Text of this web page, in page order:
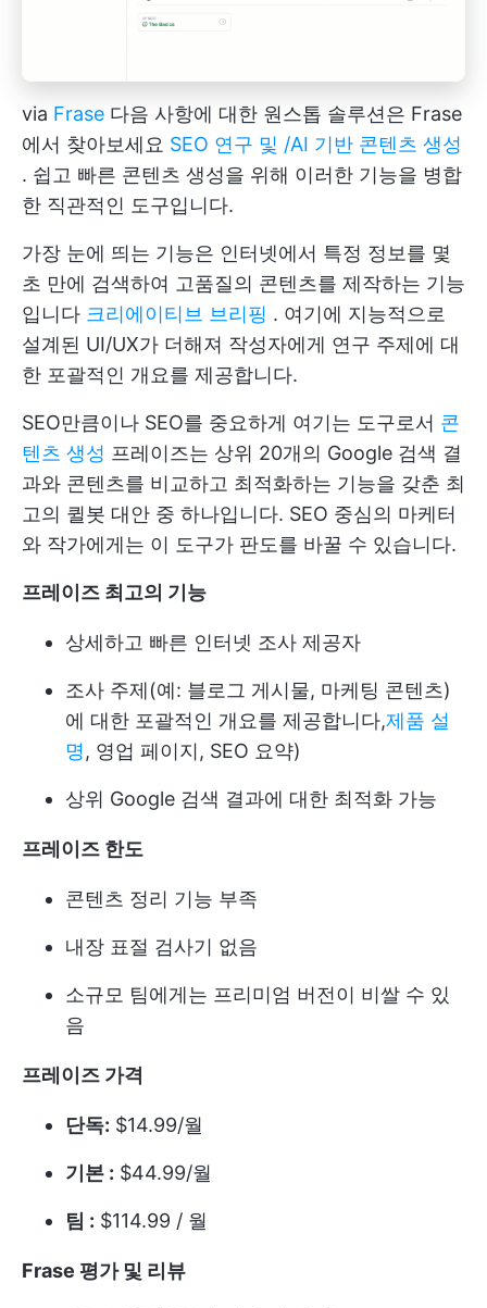
via Frase 다음 사항에 대한 원스톱 솔루션은 Frase
에서 찾아보세요 SEO 연구 및 /AI 기반 콘텐츠 생성
. 쉽고 빠른 콘텐츠 생성을 위해 이러한 기능을 병합
한 직관적인 도구입니다.
가장 눈에 띄는 기능은 인터넷에서 특정 정보를 몇
초 만에 검색하여 고품질의 콘텐츠를 제작하는 기능
입니다 크리에이티브 브리핑 . 여기에 지능적으로
설계된 UI/UX가 더해져 작성자에게 연구 주제에 대
한 포괄적인 개요를 제공합니다.
SEO만큼이나 SEO를 중요하게 여기는 도구로서 콘
텐츠 생성 프레이즈는 상위 20개의 Google 검색 결
과와 콘텐츠를 비교하고 최적화하는 기능을 갖춘 최
고의 퀼봇 대안 중 하나입니다. SEO 중심의 마케터
와 작가에게는 이 도구가 판도를 바꿀 수 있습니다.
프레이즈 최고의 기능
상세하고 빠른 인터넷 조사 제공자
조사 주제(예: 블로그 게시물, 마케팅 콘텐츠)
에 대한 포괄적인 개요를 제공합니다,제품 설
명, 영업 페이지, SEO 요약)
상위 Google 검색 결과에 대한 최적화 가능
프레이즈 한도
콘텐츠 정리 기능 부족
내장 표절 검사기 없음
소규모 팀에게는 프리미엄 버전이 비쌀 수 있
음
프레이즈 가격
단독: $14.99/월
기본 : $44.99/월
팀 : $114.99 / 월
Frase 평가 및 리뷰